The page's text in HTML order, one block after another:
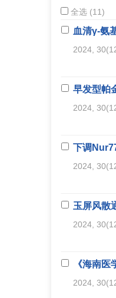
全选 (11)
血清γ-氨
2024,
早发型帕
2024,
下调
2024,
玉屏风散
2024,
《海南
2024,